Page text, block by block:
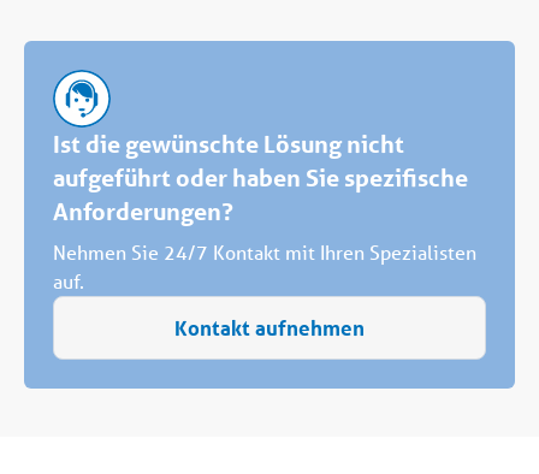
Ist die gewünschte Lösung nicht
aufgeführt oder haben Sie spezifische
Anforderungen?
Nehmen Sie 24/7 Kontakt mit Ihren Spezialisten
auf.
Kontakt aufnehmen